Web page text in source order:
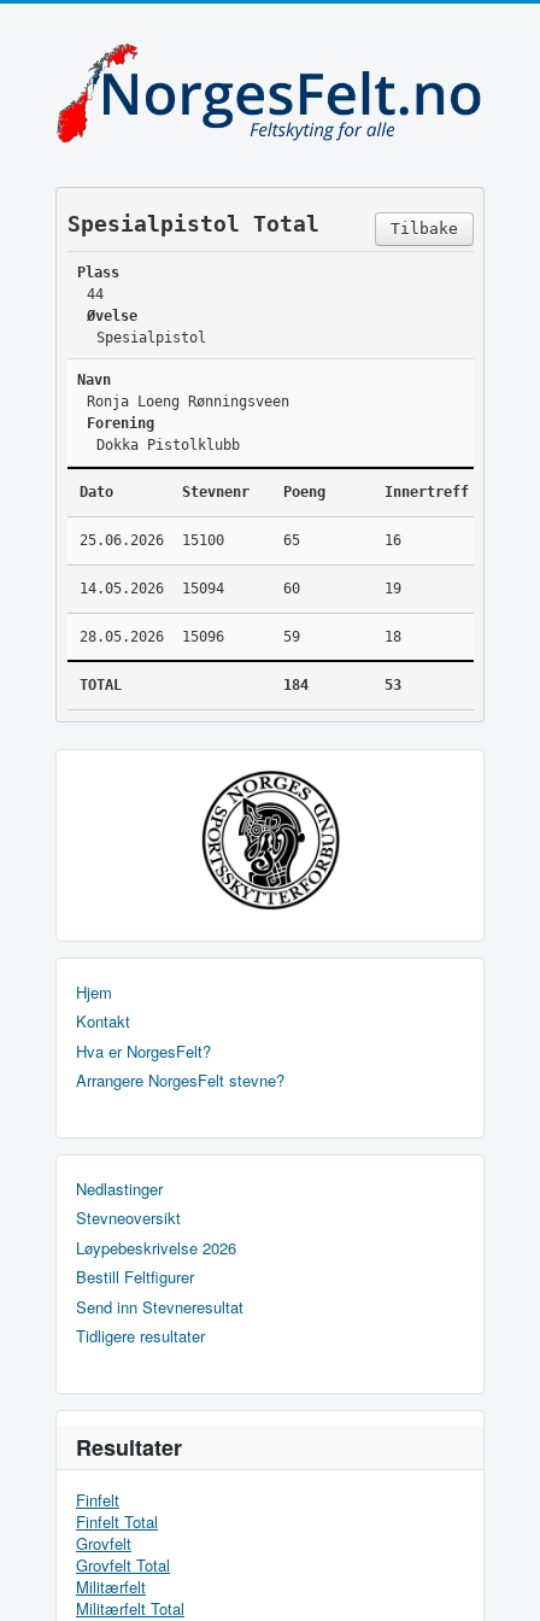
Tilbake
Spesialpistol Total
Plass
44
Øvelse
Spesialpistol
Navn
Ronja Loeng Rønningsveen
Forening
Dokka Pistolklubb
Dato Stevnenr Poeng Innertreff
25.06.2026 15100 65 16
14.05.2026 15094 60 19
28.05.2026 15096 59 18
TOTAL 184 53
Hjem
Kontakt
Hva er NorgesFelt?
Arrangere NorgesFelt stevne?
Nedlastinger
Stevneoversikt
Løypebeskrivelse 2026
Bestill Feltfigurer
Send inn Stevneresultat
Tidligere resultater
Resultater
Finfelt
Finfelt Total
Grovfelt
Grovfelt Total
Militærfelt
Militærfelt Total